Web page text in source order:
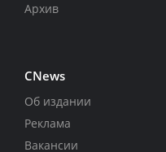
Архив
CNews
Об издании
Реклама
Вакансии